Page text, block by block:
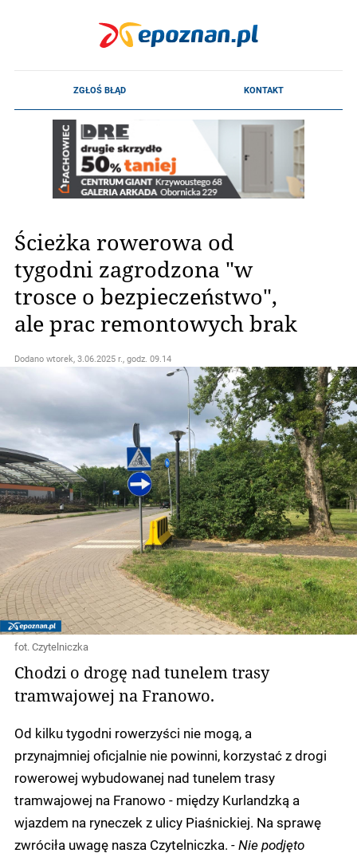
Ścieżka rowerowa od
tygodni zagrodzona "w
trosce o bezpieczeństwo",
ale prac remontowych brak
Dodano wtorek, 3.06.2025 r., godz. 09.14
fot. Czytelniczka
Chodzi o drogę nad tunelem trasy
tramwajowej na Franowo.
Od kilku tygodni rowerzyści nie mogą, a
przynajmniej oficjalnie nie powinni, korzystać z drogi
rowerowej wybudowanej nad tunelem trasy
tramwajowej na Franowo - między Kurlandzką a
wjazdem na ryneczek z ulicy Piaśnickiej. Na sprawę
zwróciła uwagę nasza Czytelniczka. - Nie podjęto